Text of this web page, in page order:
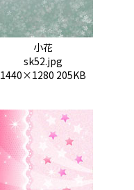
小花
sk52.jpg
1440×1280 205KB